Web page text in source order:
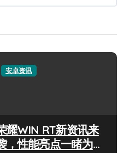
安卓资讯
耀WIN RT新资讯来
，性能亮点一睹为